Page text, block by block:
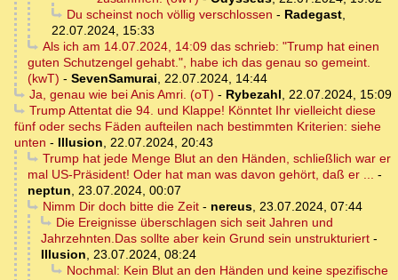
Du scheinst noch völlig verschlossen - Radegast,
22.07.2024, 15:33
Als ich am 14.07.2024, 14:09 das schrieb: "Trump hat einen
guten Schutzengel gehabt.", habe ich das genau so gemeint.
(kwT) - SevenSamurai, 22.07.2024, 14:44
Ja, genau wie bei Anis Amri. (oT) - Rybezahl, 22.07.2024, 15:09
Trump Attentat die 94. und Klappe! Könntet Ihr vielleicht diese
fünf oder sechs Fäden aufteilen nach bestimmten Kriterien: siehe
unten - Illusion, 22.07.2024, 20:43
Trump hat jede Menge Blut an den Händen, schließlich war er
mal US-Präsident! Oder hat man was davon gehört, daß er ... -
neptun, 23.07.2024, 00:07
Nimm Dir doch bitte die Zeit- nereus, 23.07.2024, 07:44
Die Ereignisse überschlagen sich seit Jahren und
Jahrzehnten.Das sollte aber kein Grund sein unstrukturiert -
Illusion, 23.07.2024, 08:24
Nochmal: Kein Blut an den Händen und keine spezifische